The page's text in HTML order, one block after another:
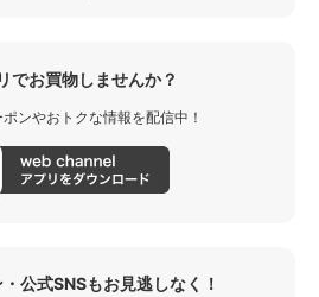
でお買物しませんか？
ンやおトクな情報を配信中！
公式SNSもお見逃しなく！